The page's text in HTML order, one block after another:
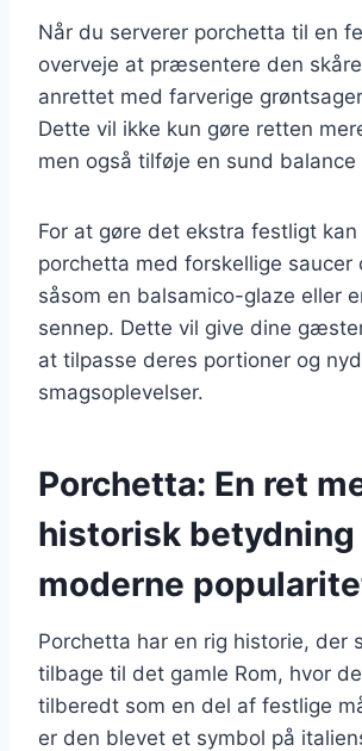
Når du serverer porchetta til en
overveje at præsentere den
anrettet med farverige
Dette vil ikke kun gøre retten
men også tilføje en sund
For at gøre det ekstra festligt
porchetta med forskellige saucer
såsom en balsamico-glaze eller
sennep. Dette vil give dine
at tilpasse deres portioner og
smagsoplevelser.
Porchetta: En ret
historisk betydning
moderne
Porchetta har en rig historie, der
tilbage til det gamle Rom, hvor
tilberedt som en del af festlige
er den blevet et symbol på